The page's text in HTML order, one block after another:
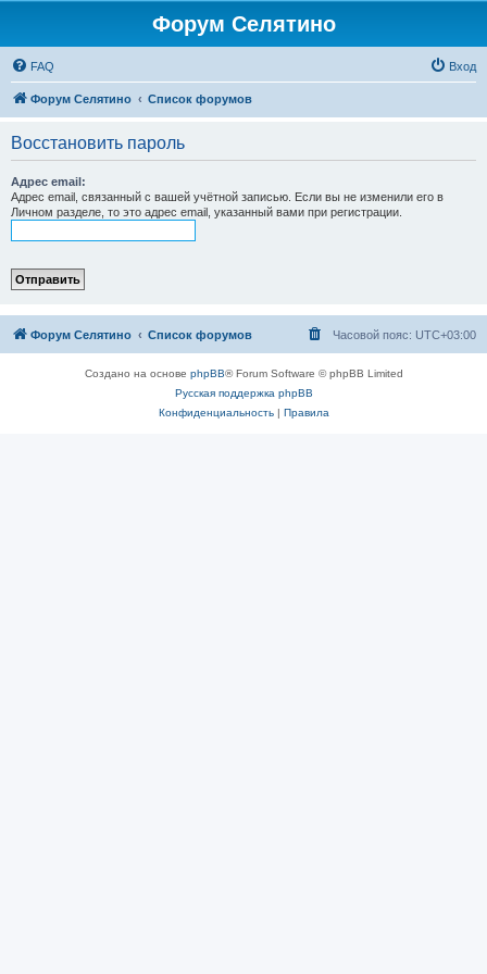
Форум Селятино
FAQ Вход
Форум Селятино Список форумов
Восстановить пароль
Адрес email:
Адрес email, связанный с вашей учётной записью. Если вы не изменили его в
Личном разделе, то это адрес email, указанный вами при регистрации.
Форум Селятино Список форумов Часовой пояс: UTC+03:00
Создано на основе phpBB® Forum Software © phpBB Limited
Русская поддержка phpBB
Конфиденциальность| Правила